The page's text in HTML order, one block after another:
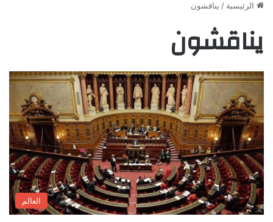
الرئيسية / يناقشون
يناقشون
العالم